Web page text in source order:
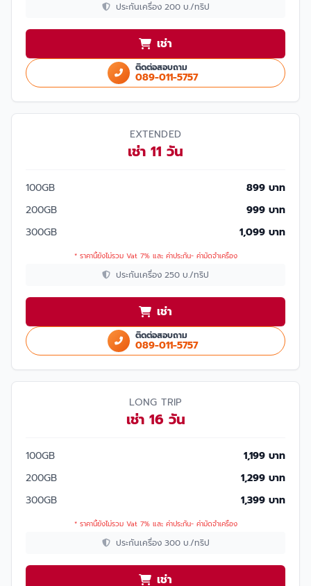
ประกันเครื่อง 200 บ./ทริป
เช่า
ติดต่อสอบถาม
089-011-5757
EXTENDED
เช่า 11 วัน
100GB
899 บาท
200GB
999 บาท
300GB
1,099 บาท
* ราคานี้ยังไม่รวม Vat 7% และ ค่าประกัน- ค่ามัดจำเครื่อง
ประกันเครื่อง 250 บ./ทริป
เช่า
ติดต่อสอบถาม
089-011-5757
LONG TRIP
เช่า 16 วัน
100GB
1,199 บาท
200GB
1,299 บาท
300GB
1,399 บาท
* ราคานี้ยังไม่รวม Vat 7% และ ค่าประกัน- ค่ามัดจำเครื่อง
ประกันเครื่อง 300 บ./ทริป
เช่า